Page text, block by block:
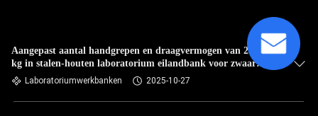
Aangepast aantal handgrepen en draagvermogen van 200-250
kg in stalen-houten laboratorium eilandbank voor zwaar
laboratoriumwerk
Laboratoriumwerkbanken 2025-10-27